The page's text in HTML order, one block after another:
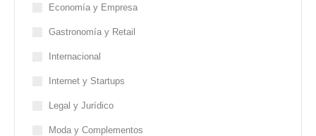
Economía y Empresa
Gastronomía y Retail
Internacional
Internet y Startups
Legal y Jurídico
Moda y Complementos